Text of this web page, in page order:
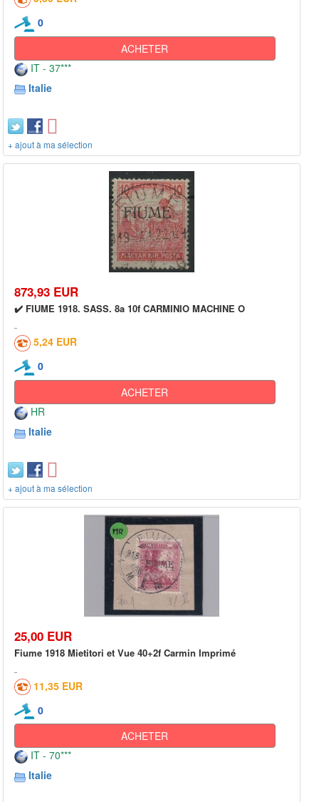
0
ACHETER
IT - 37***
Italie
+ ajout à ma sélection
873,93 EUR
✔️ FIUME 1918. SASS. 8a 10f CARMINIO MACHINE O
5,24 EUR
0
ACHETER
HR
Italie
+ ajout à ma sélection
25,00 EUR
Fiume 1918 Mietitori et Vue 40+2f Carmin Imprimé
11,35 EUR
0
ACHETER
IT - 70***
Italie